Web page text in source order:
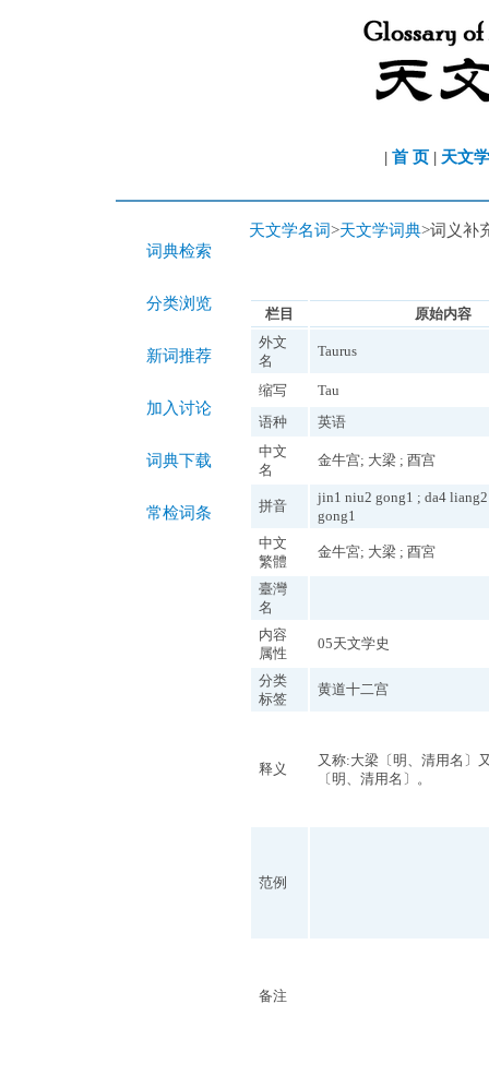
| 首 页 | 天文
词典检索
分类浏览
新词推荐
加入讨论
词典下载
常检词条
天文学名词>天文学词典>词义补
栏目
原始内容
外文
名
Taurus
缩写
Tau
语种
英语
中文
名
金牛宫; 大梁 ; 酉宫
拼音
jin1 niu2 gong1 ; da4
gong1
中文
繁體
金牛宮; 大梁 ; 酉宮
臺灣
名
内容
属性
05天文学史
分类
标签
黄道十二宫
释义
又称:大梁〔明、清用名〕
〔明、清用名〕。
范例
备注